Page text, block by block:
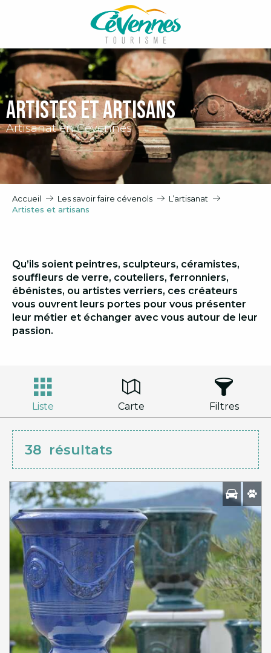
principal
Artistes et artisans
Artisanat en Cévennes
Accueil Les savoir faire cévenols
L’artisanat
Artistes et artisans
Qu’ils soient peintres, sculpteurs, céramistes,
souffleurs de verre, couteliers, ferronniers,
ébénistes, ou artistes verriers, ces créateurs
vous ouvrent leurs portes pour vous présenter
leur métier et échanger avec vous autour de leur
passion.
Liste Carte Filtres
38 résultats